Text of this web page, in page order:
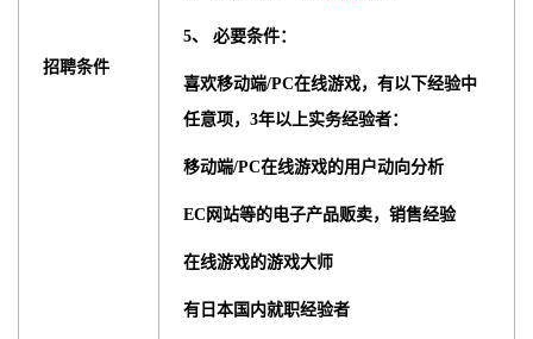
招聘条件
5、 必要条件：
喜欢移动端/PC在线游戏，有以下经验中
任意项，3年以上实务经验者：
移动端/PC在线游戏的用户动向分析
EC网站等的电子产品贩卖，销售经验
在线游戏的游戏大师
有日本国内就职经验者